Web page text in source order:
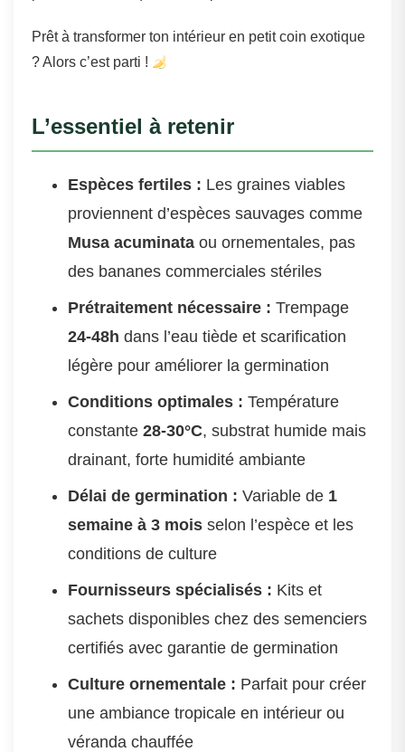
Prêt à transformer ton intérieur en petit coin exotique
? Alors c’est parti !
L’essentiel à retenir
Espèces fertiles : Les graines viables
proviennent d’espèces sauvages comme
Musa acuminata ou ornementales, pas
des bananes commerciales stériles
Prétraitement nécessaire : Trempage
24-48h dans l’eau tiède et scarification
légère pour améliorer la germination
Conditions optimales : Température
constante 28-30°C, substrat humide mais
drainant, forte humidité ambiante
Délai de germination : Variable de 1
semaine à 3 mois selon l’espèce et les
conditions de culture
Fournisseurs spécialisés : Kits et
sachets disponibles chez des semenciers
certifiés avec garantie de germination
Culture ornementale : Parfait pour créer
une ambiance tropicale en intérieur ou
véranda chauffée